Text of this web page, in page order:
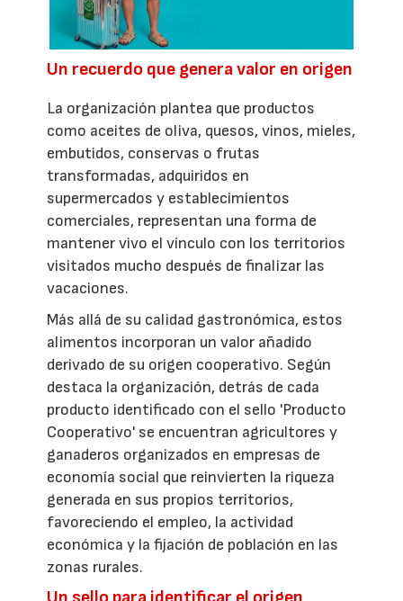
Un recuerdo que genera valor en origen
La organización plantea que productos
como aceites de oliva, quesos, vinos, mieles,
embutidos, conservas o frutas
transformadas, adquiridos en
supermercados y establecimientos
comerciales, representan una forma de
mantener vivo el vínculo con los territorios
visitados mucho después de finalizar las
vacaciones.
Más allá de su calidad gastronómica, estos
alimentos incorporan un valor añadido
derivado de su origen cooperativo. Según
destaca la organización, detrás de cada
producto identificado con el sello 'Producto
Cooperativo' se encuentran agricultores y
ganaderos organizados en empresas de
economía social que reinvierten la riqueza
generada en sus propios territorios,
favoreciendo el empleo, la actividad
económica y la fijación de población en las
zonas rurales.